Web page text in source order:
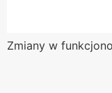
Zmiany w